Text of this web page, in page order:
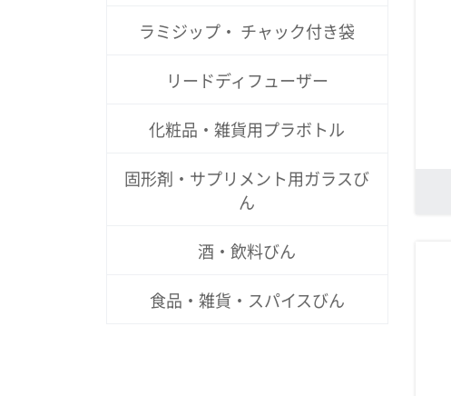
ラミジップ・ チャック付き袋
リードディフューザー
化粧品・雑貨用プラボトル
固形剤・サプリメント用ガラスび
ん
酒・飲料びん
食品・雑貨・スパイスびん